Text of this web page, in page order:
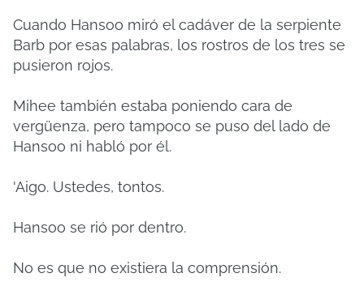
Cuando Hansoo miró el cadáver de la serpiente
Barb por esas palabras, los rostros de los tres se
pusieron rojos.
Mihee también estaba poniendo cara de
vergüenza, pero tampoco se puso del lado de
Hansoo ni habló por él.
'Aigo. Ustedes, tontos.
Hansoo se rió por dentro.
No es que no existiera la comprensión.